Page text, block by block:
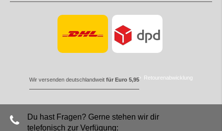
Wir versenden deutschlandweit für Euro 5,95 Retourenabwicklung
Du hast Fragen? Gerne stehen wir dir
telefonisch zur Verfügung: